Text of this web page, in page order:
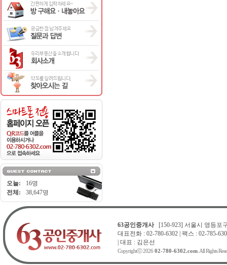
오늘:
16명
전체:
38,647명
63공인중개사[150-923] 서울시 영등포
대표전화 : 02-780-6302 | 팩스 : 02-785-
| 대표 : 김은선
Copyrightⓒ 2026 02-780-6302.com. All Rights